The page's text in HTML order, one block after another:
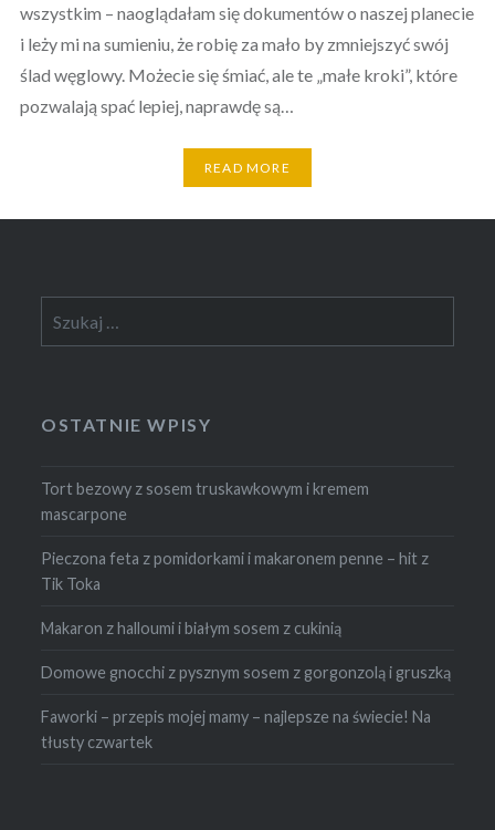
wszystkim – naoglądałam się dokumentów o naszej planecie
i leży mi na sumieniu, że robię za mało by zmniejszyć swój
ślad węglowy. Możecie się śmiać, ale te „małe kroki”, które
pozwalają spać lepiej, naprawdę są…
READ MORE
OSTATNIE WPISY
Tort bezowy z sosem truskawkowym i kremem
mascarpone
Pieczona feta z pomidorkami i makaronem penne – hit z
Tik Toka
Makaron z halloumi i białym sosem z cukinią
Domowe gnocchi z pysznym sosem z gorgonzolą i gruszką
Faworki – przepis mojej mamy – najlepsze na świecie! Na
tłusty czwartek